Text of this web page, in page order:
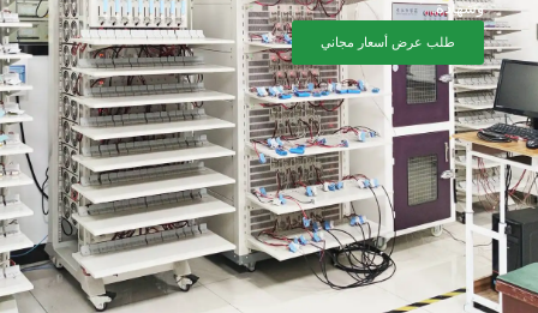
وشهادة.
طلب عرض أسعار مجاني